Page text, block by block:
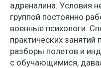
адреналина. Условия
группой постоянно
военные психологи.
практических
разборы полетов и
с обучающимися,